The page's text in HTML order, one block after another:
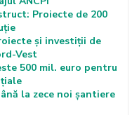
Proiecte de 200
și investiții de
Vest
500 mil. euro pentru
la zece noi șantiere